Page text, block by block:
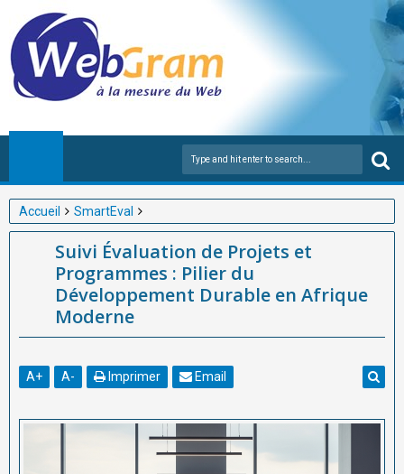
Accueil
SmartEval
Suivi Évaluation de Projets et Programmes : Pilier du
Développement Durable en Afrique Moderne
Suivi Évaluation de Projets et
Programmes : Pilier du
Développement Durable en Afrique
Moderne
A+ A- Imprimer Email